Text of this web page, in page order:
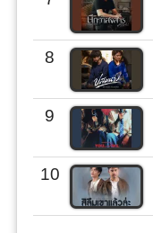
8
9
10